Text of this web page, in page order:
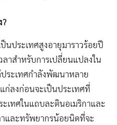
?
ประเทศสูงอายุมาราวร้อยปี
ลาสำหรับการเปลี่ยนแปลงใน
ระเทศกำลังพัฒนาหลาย
ก่ลงก่อนจะเป็นประเทศที่
เทศในแถบละตินอเมริกาและ
าและทรัพยากรน้อยนิดที่จะ